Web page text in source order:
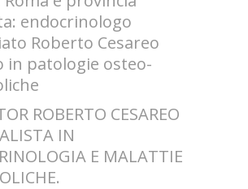
endocrinologo
Roberto Cesareo
in patologie osteo-
ROBERTO CESAREO
IN
E MALATTIE